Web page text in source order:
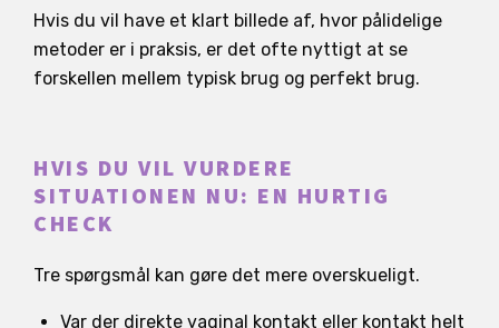
Hvis du vil have et klart billede af, hvor pålidelige
metoder er i praksis, er det ofte nyttigt at se
forskellen mellem typisk brug og perfekt brug.
HVIS DU VIL VURDERE
SITUATIONEN NU: EN HURTIG
CHECK
Tre spørgsmål kan gøre det mere overskueligt.
Var der direkte vaginal kontakt eller kontakt helt